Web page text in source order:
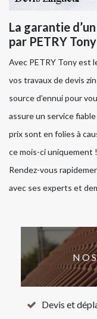
La garantie
par PETRY
Avec PETRY Tony est
vos travaux de devis
source d’ennui pour
assure un service
prix sont en folies à
ce mois-ci uniquement
Rendez-vous
avec ses experts et
Devis et